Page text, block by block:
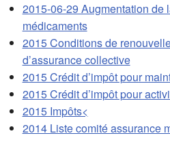
2015-06-29 Augmentation de
médicaments
2015 Conditions de
d’assurance collective
2015 Crédit d’impôt pour
2015 Crédit d’impôt pour
2015 Impôts<
2014 Liste comité assurance